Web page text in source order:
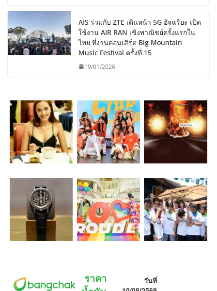
AIS ร่วมกับ ZTE เดินหน้า 5G อัจฉริยะ เปิด
ใช้งาน AIR RAN เชิงพาณิชย์ครั้งแรกใน
ไทย ที่งานคอนเสิร์ต Big Mountain
Music Festival ครั้งที่ 15
19/01/2026